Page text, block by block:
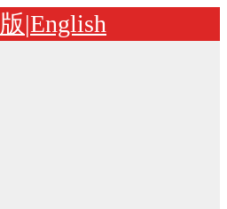
|English